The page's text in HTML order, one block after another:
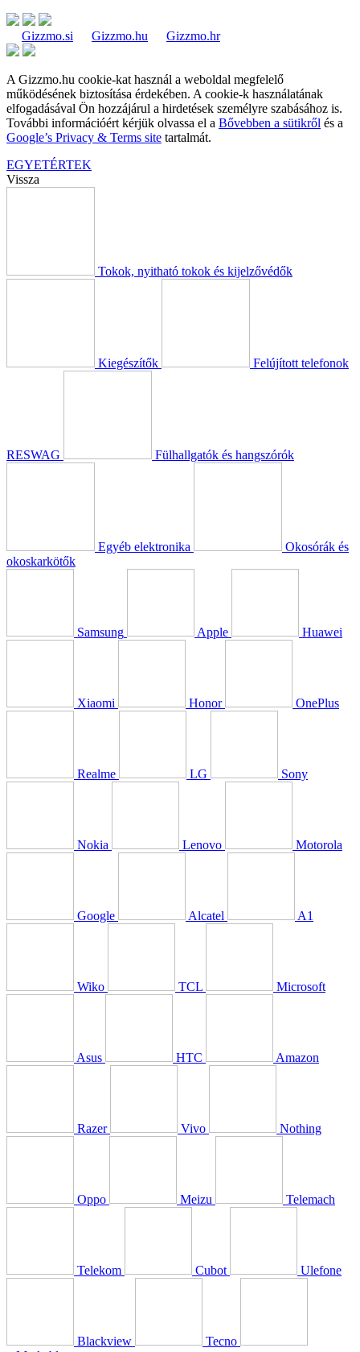
Gizzmo.si Gizzmo.hu Gizzmo.hr
A Gizzmo.hu cookie-kat használ a weboldal megfelelő
működésének biztosítása érdekében. A cookie-k használatának
elfogadásával Ön hozzájárul a hirdetések személyre szabásához is.
További információért kérjük olvassa el a Bővebben a sütikről és a
Google’s Privacy & Terms site tartalmát.
EGYETÉRTEK
Vissza
Tokok, nyitható tokok és kijelzővédők
Kiegészítők Felújított telefonok
RESWAG Fülhallgatók és hangszórók
Egyéb elektronika
Okosórák és
okoskarkötők
Samsung Apple Huawei
Xiaomi Honor OnePlus
Realme LG Sony
Nokia Lenovo Motorola
Google Alcatel A1
Wiko TCL Microsoft
Asus HTC Amazon
Razer Vivo Nothing
Oppo Meizu Telemach
Telekom Cubot Ulefone
Blackview
Tecno